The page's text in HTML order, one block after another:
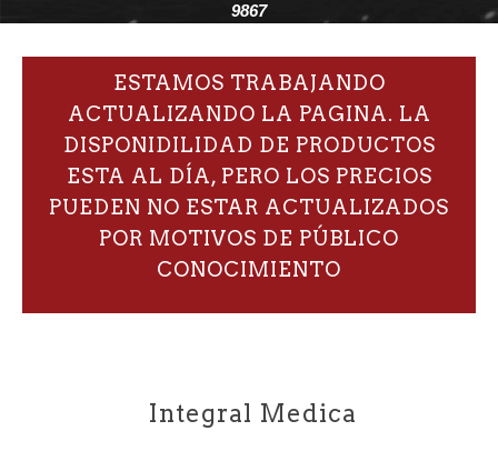
9867
ESTAMOS TRABAJANDO
ACTUALIZANDO LA PAGINA. LA
DISPONIDILIDAD DE PRODUCTOS
ESTA AL DÍA, PERO LOS PRECIOS
PUEDEN NO ESTAR ACTUALIZADOS
POR MOTIVOS DE PÚBLICO
CONOCIMIENTO
Integral Medica